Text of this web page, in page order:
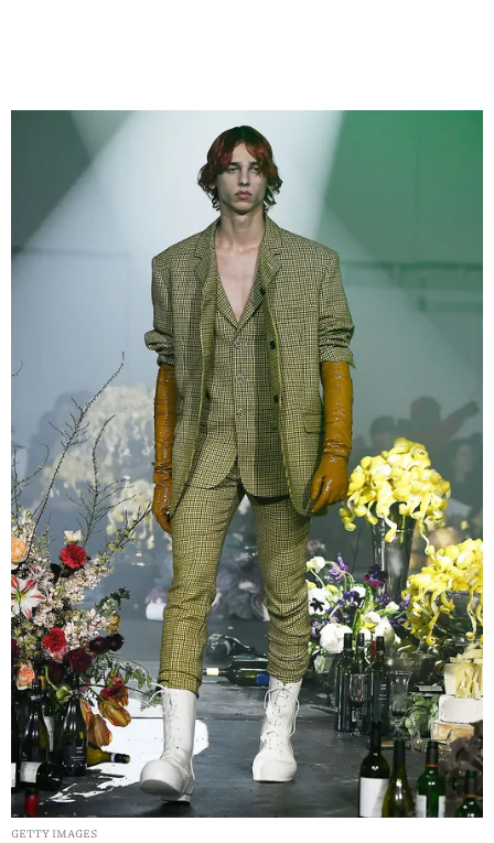
GETTY IMAGES